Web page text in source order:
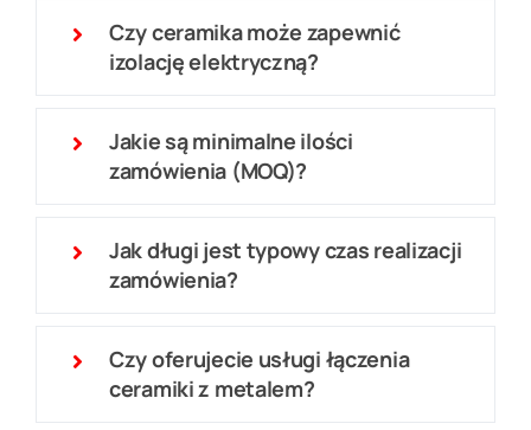
Czy ceramika może zapewnić
izolację elektryczną?
Jakie są minimalne ilości
zamówienia (MOQ)?
Jak długi jest typowy czas realizacji
zamówienia?
Czy oferujecie usługi łączenia
ceramiki z metalem?